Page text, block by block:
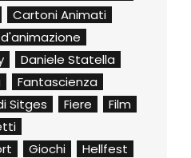
Cartoni Animati
Daniele Statella
Fantascienza
Sitges Fiere
Film
Giochi
Hellfest